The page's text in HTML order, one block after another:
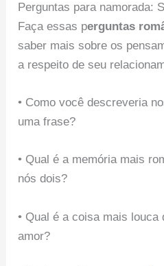
Perguntas para namorada:
Faça essas perguntas
saber mais sobre os
a respeito de seu
• Como você descreveria
uma frase?
• Qual é a memória mais
nós dois?
• Qual é a coisa mais louca
amor?